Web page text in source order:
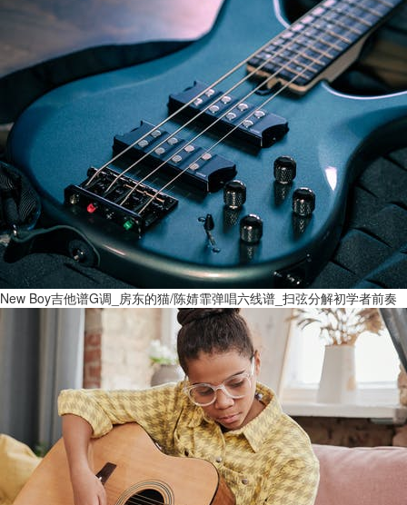
New Boy吉他谱G调_房东的猫/陈婧霏弹唱六线谱_扫弦分解初学者前奏